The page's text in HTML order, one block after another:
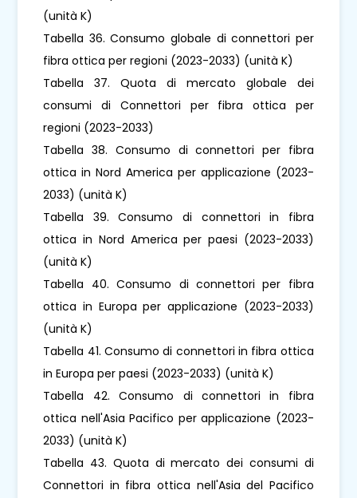
(unità K)
Tabella 36. Consumo globale di connettori per
fibra ottica per regioni (2023-2033) (unità K)
Tabella 37. Quota di mercato globale dei
consumi di Connettori per fibra ottica per
regioni (2023-2033)
Tabella 38. Consumo di connettori per fibra
ottica in Nord America per applicazione (2023-
2033) (unità K)
Tabella 39. Consumo di connettori in fibra
ottica in Nord America per paesi (2023-2033)
(unità K)
Tabella 40. Consumo di connettori per fibra
ottica in Europa per applicazione (2023-2033)
(unità K)
Tabella 41. Consumo di connettori in fibra ottica
in Europa per paesi (2023-2033) (unità K)
Tabella 42. Consumo di connettori in fibra
ottica nell'Asia Pacifico per applicazione (2023-
2033) (unità K)
Tabella 43. Quota di mercato dei consumi di
Connettori in fibra ottica nell'Asia del Pacifico